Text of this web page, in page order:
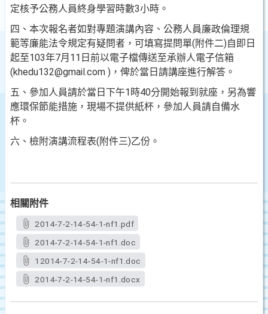
定核予公務人員終身學習時數3小時。
四、本次報名者如對專題演講內容、公務人員廉政倫理規
範等廉能法令規定有疑問者，可填寫提問單(附件二)自即日
起至103年7月11日前以電子檔傳送至承辦人電子信箱
(khedu132@gmail.com )，俾於當日請講座進行解答。
五、參加人員請於當日下午1時40分開始報到就座，另為響
應環保節能措施，現場不提供紙杯，參加人員請自備水
杯。
六、檢附演講流程表(附件三)乙份。
相關附件
2014-7-2-14-54-1-nf1.pdf
2014-7-2-14-54-1-nf1.doc
12014-7-2-14-54-1-nf1.doc
2014-7-2-14-54-1-nf1.docx